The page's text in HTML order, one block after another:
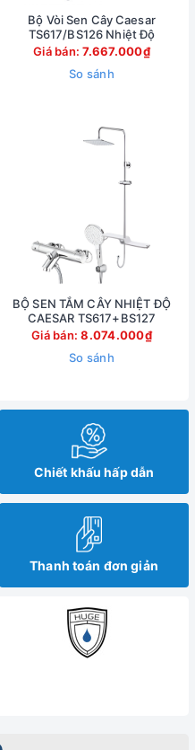
Bộ Vòi Sen Cây Caesar
TS617/BS126 Nhiệt Độ
Giá bán:7.667.000₫
So sánh
BỘ SEN TẮM CÂY NHIỆT ĐỘ
CAESAR TS617+BS127
Giá bán:8.074.000₫
So sánh
Chiết khấu hấp dẫn
Thanh toán đơn giản